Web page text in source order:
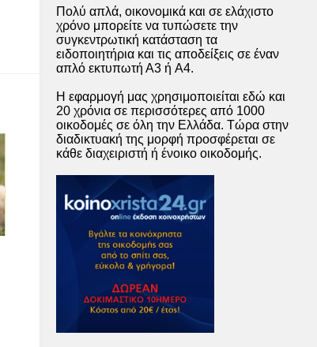
Πολύ απλά, οικονομικά και σε ελάχιστο
χρόνο μπορείτε να τυπώσετε την
συγκεντρωτική κατάσταση τα
ειδοποιητήρια και τις αποδείξεις σε έναν
απλό εκτυπωτή Α3 ή A4.
Η εφαρμογή μας χρησιμοποιείται εδώ και
20 χρόνια σε περισσότερες από 1000
οικοδομές σε όλη την Ελλάδα. Τώρα στην
διαδικτυακή της μορφή προσφέρεται σε
κάθε διαχειριστή ή ένοικο οικοδομής.